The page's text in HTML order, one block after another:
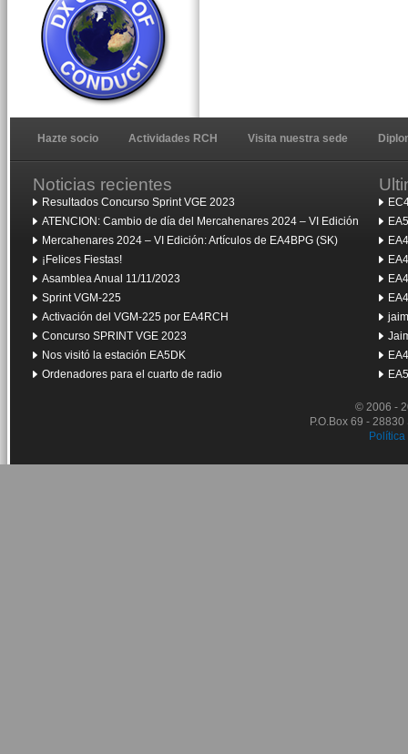
Hazte socio Actividades RCH Visita nuestra sede
Noticias recientes
Resultados Concurso Sprint VGE 2023
ATENCION: Cambio de día del Mercahenares 2024 – VI Edición
Mercahenares 2024 – VI Edición: Artículos de EA4BPG (SK)
¡Felices Fiestas!
Asamblea Anual 11/11/2023
Sprint VGM-225
Activación del VGM-225 por EA4RCH
Concurso SPRINT VGE 2023
Nos visitó la estación EA5DK
Ordenadores para el cuarto de radio
© 2006 -
P.O.Box 69 -